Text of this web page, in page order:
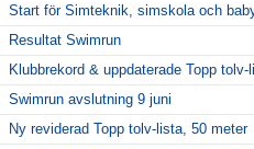
Start för Simteknik, simskola och
Resultat Swimrun
Klubbrekord & uppdaterade Topp
Swimrun avslutning 9 juni
Ny reviderad Topp tolv-lista, 50 meter